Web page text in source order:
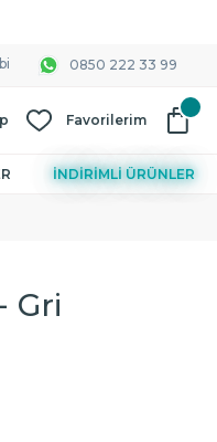
0850 222 33 99
Favorilerim
İNDİRİMLİ ÜRÜNLER
Gri